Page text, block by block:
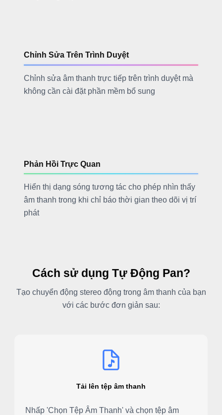
Chỉnh Sửa Trên Trình Duyệt
Chỉnh sửa âm thanh trực tiếp trên trình duyệt mà
không cần cài đặt phần mềm bổ sung
Phản Hồi Trực Quan
Hiển thị dạng sóng tương tác cho phép nhìn thấy
âm thanh trong khi chỉ báo thời gian theo dõi vị trí
phát
Cách sử dụng Tự Động Pan?
Tạo chuyển động stereo động trong âm thanh của bạn
với các bước đơn giản sau:
Tải lên tệp âm thanh
Nhấp 'Chọn Tệp Âm Thanh' và chọn tệp âm